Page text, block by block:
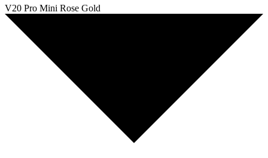
V20 Pro Mini Rose Gold